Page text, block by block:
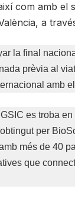
com amb
a
la final
prèvia al
amb
es troba
obtingut per
més de 40
que